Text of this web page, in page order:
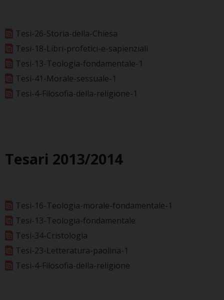
Tesi-26-Storia-della-Chiesa
Tesi-18-Libri-profetici-e-sapienziali
Tesi-13-Teologia-fondamentale-1
Tesi-41-Morale-sessuale-1
Tesi-4-Filosofia-della-religione-1
Tesari 2013/2014
Tesi-16-Teologia-morale-fondamentale-1
Tesi-13-Teologia-fondamentale
Tesi-34-Cristologia
Tesi-23-Letteratura-paolina-1
Tesi-4-Filosofia-della-religione